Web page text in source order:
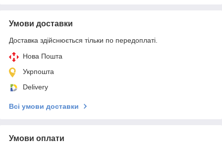
Умови доставки
Доставка здійснюється тільки по передоплаті.
Нова Пошта
Укрпошта
Delivery
Всі умови доставки
Умови оплати